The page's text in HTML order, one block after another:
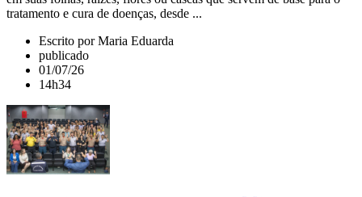
tratamento e cura de doenças, desde ...
Escrito por Maria Eduarda
publicado
01/07/26
14h34